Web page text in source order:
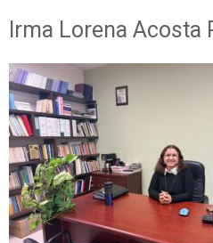
Irma Lorena Acosta